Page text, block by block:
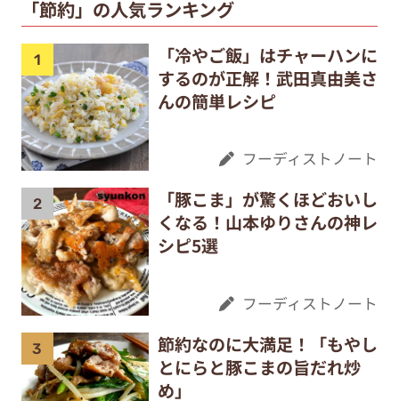
「節約」の人気ランキング
「冷やご飯」はチャーハンに
するのが正解！武田真由美さ
んの簡単レシピ
フーディストノート
「豚こま」が驚くほどおいし
くなる！山本ゆりさんの神レ
シピ5選
フーディストノート
節約なのに大満足！「もやし
とにらと豚こまの旨だれ炒
め」